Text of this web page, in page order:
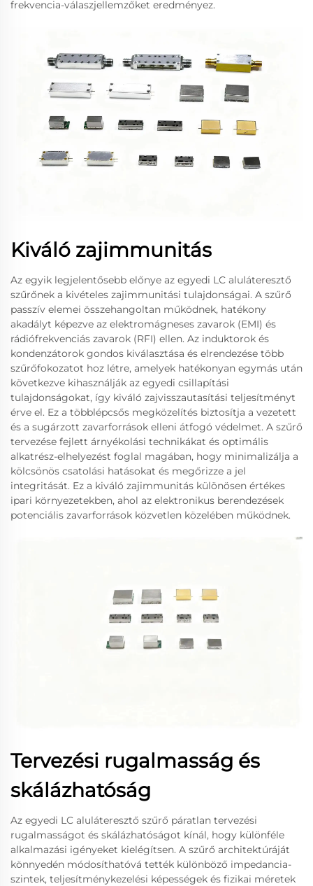
frekvencia-válaszjellemzőket eredményez.
Kiváló zajimmunitás
Az egyik legjelentősebb előnye az egyedi LC aluláteresztő
szűrőnek a kivételes zajimmunitási tulajdonságai. A szűrő
passzív elemei összehangoltan működnek, hatékony
akadályt képezve az elektromágneses zavarok (EMI) és
rádiófrekvenciás zavarok (RFI) ellen. Az induktorok és
kondenzátorok gondos kiválasztása és elrendezése több
szűrőfokozatot hoz létre, amelyek hatékonyan egymás után
következve kihasználják az egyedi csillapítási
tulajdonságokat, így kiváló zajvisszautasítási teljesítményt
érve el. Ez a többlépcsős megközelítés biztosítja a vezetett
és a sugárzott zavarforrások elleni átfogó védelmet. A szűrő
tervezése fejlett árnyékolási technikákat és optimális
alkatrész-elhelyezést foglal magában, hogy minimalizálja a
kölcsönös csatolási hatásokat és megőrizze a jel
integritását. Ez a kiváló zajimmunitás különösen értékes
ipari környezetekben, ahol az elektronikus berendezések
potenciális zavarforrások közvetlen közelében működnek.
Tervezési rugalmasság és
skálázhatóság
Az egyedi LC aluláteresztő szűrő páratlan tervezési
rugalmasságot és skálázhatóságot kínál, hogy különféle
alkalmazási igényeket kielégítsen. A szűrő architektúráját
könnyedén módosíthatóvá tették különböző impedancia-
szintek, teljesítménykezelési képességek és fizikai méretek